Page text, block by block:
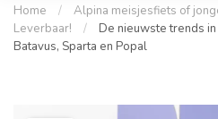
Home /
Alpina meisjesfiets of
Leverbaar!
/
De nieuwste trends
Batavus, Sparta en Popal